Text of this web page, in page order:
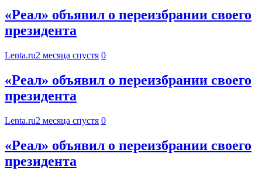
«Реал» объявил о переизбрании своего
президента
Lenta.ru2 месяца спустя 0
«Реал» объявил о переизбрании своего
президента
Lenta.ru2 месяца спустя 0
«Реал» объявил о переизбрании своего
президента